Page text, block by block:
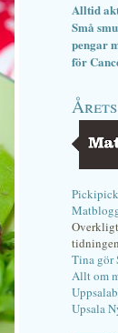
Alltid
Små
pengar
för
Tina gör
Allt om
Upsala